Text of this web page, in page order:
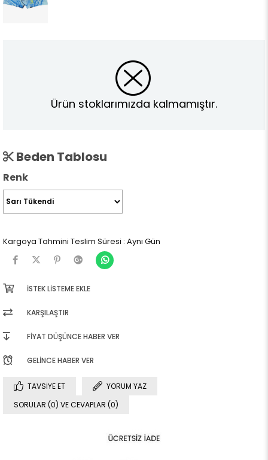
Ürün stoklarımızda kalmamıştır.
Beden Tablosu
Renk
Kargoya Tahmini Teslim Süresi : Aynı Gün
İSTEK LISTEME EKLE
KARŞILAŞTIR
FIYAT DÜŞÜNCE HABER VER
GELINCE HABER VER
TAVSIYE ET
YORUM YAZ
SORULAR (0) VE CEVAPLAR (0)